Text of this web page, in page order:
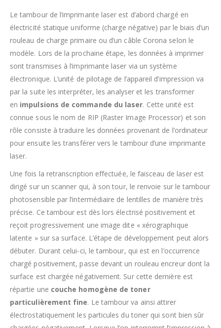
Le tambour de l’imprimante laser est d’abord chargé en
électricité statique uniforme (charge négative) par le biais d’un
rouleau de charge primaire ou d’un câble Corona selon le
modèle. Lors de la prochaine étape, les données à imprimer
sont transmises à l’imprimante laser via un système
électronique. L’unité de pilotage de l’appareil d’impression va
par la suite les interpréter, les analyser et les transformer
en impulsions de commande du laser. Cette unité est
connue sous le nom de RIP (Raster Image Processor) et son
rôle consiste à traduire les données provenant de l’ordinateur
pour ensuite les transférer vers le tambour d’une imprimante
laser.
Une fois la retranscription effectuée, le faisceau de laser est
dirigé sur un scanner qui, à son tour, le renvoie sur le tambour
photosensible par l’intermédiaire de lentilles de manière très
précise. Ce tambour est dès lors électrisé positivement et
reçoit progressivement une image dite « xérographique
latente » sur sa surface. L’étape de développement peut alors
débuter. Durant celui-ci, le tambour, qui est en l’occurrence
chargé positivement, passe devant un rouleau encreur dont la
surface est chargée négativement. Sur cette dernière est
répartie une couche homogène de toner
particulièrement fine. Le tambour va ainsi attirer
électrostatiquement les particules du toner qui sont bien sûr